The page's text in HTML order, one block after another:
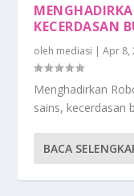
KECERDASAN
oleh mediasi |Apr 8,
Menghadirkan
sains, kecerdasan
BACA